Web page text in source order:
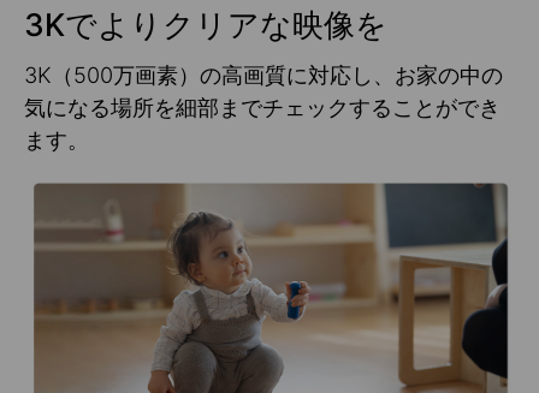
3Kでよりクリアな映像を
3K（500万画素）の高画質に対応し、お家の中の
気になる場所を細部までチェックすることができ
ます。